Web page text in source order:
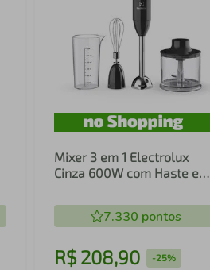
Mixer 3 em 1 Electrolux
Cinza 600W com Haste em
(EIB20)
7.330 pontos
R$ 208,90 -25%